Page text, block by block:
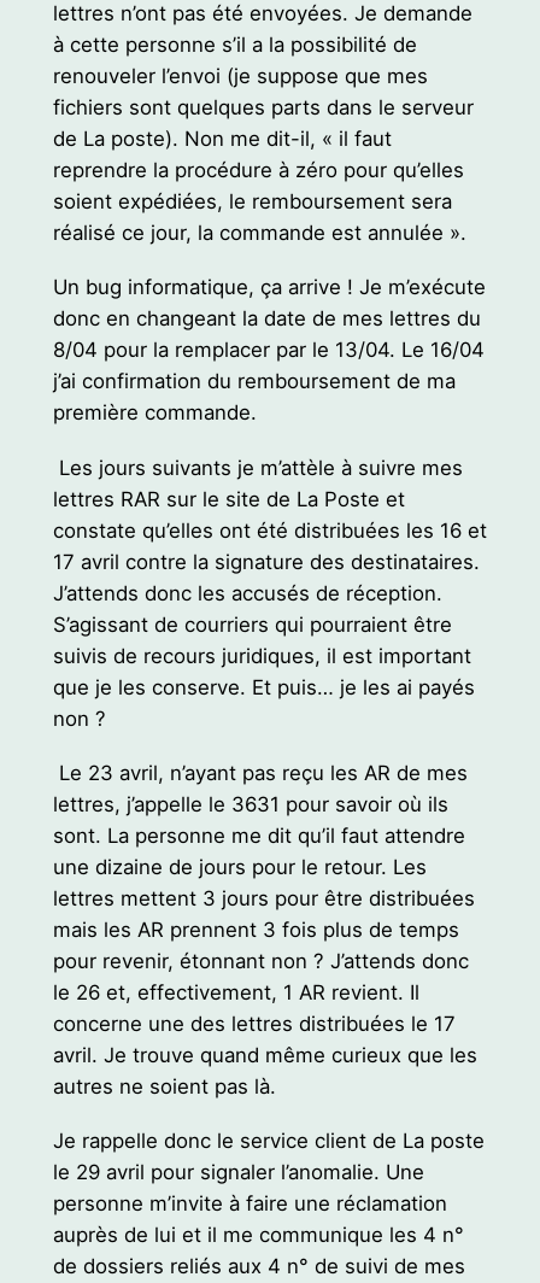
lettres n’ont pas été envoyées. Je demande
à cette personne s’il a la possibilité de
renouveler l’envoi (je suppose que mes
fichiers sont quelques parts dans le serveur
de La poste). Non me dit-il, « il faut
reprendre la procédure à zéro pour qu’elles
soient expédiées, le remboursement sera
réalisé ce jour, la commande est annulée ».
Un bug informatique, ça arrive ! Je m’exécute
donc en changeant la date de mes lettres du
8/04 pour la remplacer par le 13/04. Le 16/04
j’ai confirmation du remboursement de ma
première commande.
Les jours suivants je m’attèle à suivre mes
lettres RAR sur le site de La Poste et
constate qu’elles ont été distribuées les 16 et
17 avril contre la signature des destinataires.
J’attends donc les accusés de réception.
S’agissant de courriers qui pourraient être
suivis de recours juridiques, il est important
que je les conserve. Et puis… je les ai payés
non ?
Le 23 avril, n’ayant pas reçu les AR de mes
lettres, j’appelle le 3631 pour savoir où ils
sont. La personne me dit qu’il faut attendre
une dizaine de jours pour le retour. Les
lettres mettent 3 jours pour être distribuées
mais les AR prennent 3 fois plus de temps
pour revenir, étonnant non ? J’attends donc
le 26 et, effectivement, 1 AR revient. Il
concerne une des lettres distribuées le 17
avril. Je trouve quand même curieux que les
autres ne soient pas là.
Je rappelle donc le service client de La poste
le 29 avril pour signaler l’anomalie. Une
personne m’invite à faire une réclamation
auprès de lui et il me communique les 4 n°
de dossiers reliés aux 4 n° de suivi de mes